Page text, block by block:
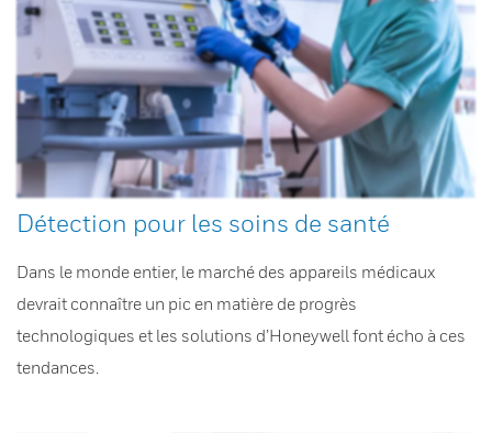
Détection pour les soins de santé
Dans le monde entier, le marché des appareils médicaux
devrait connaître un pic en matière de progrès
technologiques et les solutions d’Honeywell font écho à ces
tendances.